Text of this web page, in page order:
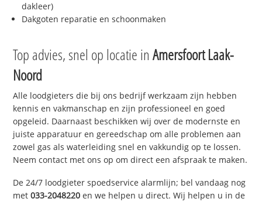
dakleer)
Dakgoten reparatie en schoonmaken
Top advies, snel op locatie inAmersfoort Laak-
Noord
Alle loodgieters die bij ons bedrijf werkzaam zijn hebben
kennis en vakmanschap en zijn professioneel en goed
opgeleid. Daarnaast beschikken wij over de modernste en
juiste apparatuur en gereedschap om alle problemen aan
zowel gas als waterleiding snel en vakkundig op te lossen.
Neem contact met ons op om direct een afspraak te maken.
De 24/7 loodgieter spoedservice alarmlijn; bel vandaag nog
met033-2048220 en we helpen u direct. Wij helpen u in de